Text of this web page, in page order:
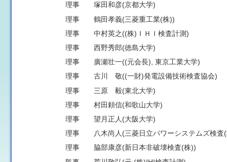
理事 塚田和彦(京都大学)
理事 鶴田孝義(三菱重工業(株))
理事 中村英之((株)ＩＨＩ検査計測)
理事 西野秀郎(徳島大学)
理事 廣瀬壮一((元会長), 東京工業大学)
理事 古川 敬((一財)発電設備技術検査協会)
理事 三原 毅(東北大学)
理事 村田頼信(和歌山大学)
理事 望月正人(大阪大学)
理事 八木尚人(三菱日立パワーシステムズ検査
理事 脇部康彦(新日本非破壊検査(株))